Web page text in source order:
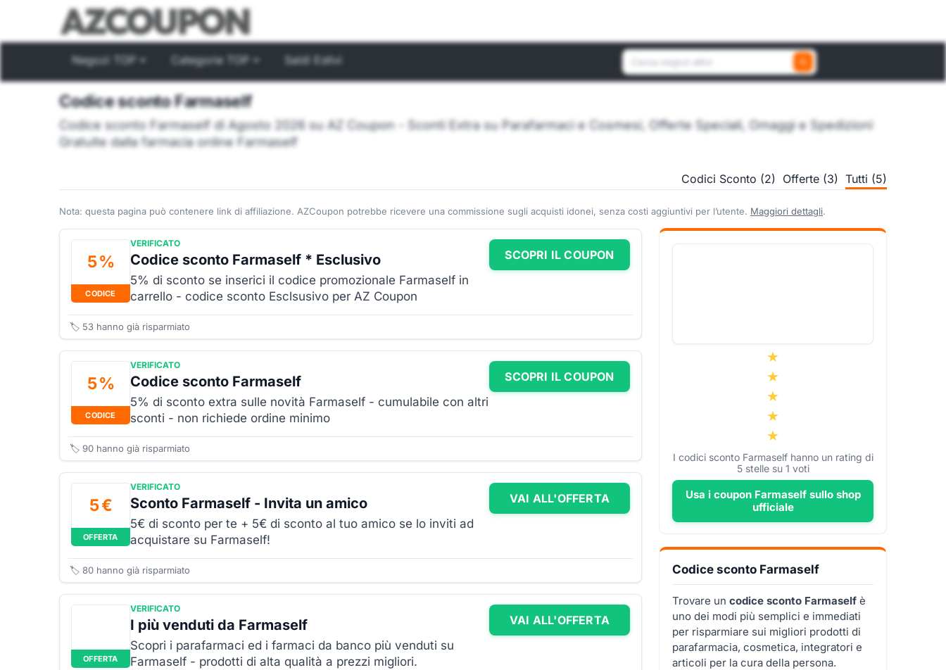
Negozi TOP Categorie TOP Saldi Estivi
Cerca un negozio attivo
Codice sconto Farmaself
Codice sconto Farmaself di Agosto 2026 su AZ Coupon - Sconti Extra su Parafarmaci e Cosmesi, Offerte Speciali, Omaggi e Spedizioni
Gratuite dalla farmacia online Farmaself
Codici Sconto (2) Offerte (3) Tutti (5)
Nota: questa pagina può contenere link di affiliazione. AZCoupon potrebbe ricevere una commissione sugli acquisti idonei, senza costi aggiuntivi per l’utente. Maggiori dettagli.
5 %
CODICE
VERIFICATO
Codice sconto Farmaself * Esclusivo
5% di sconto se inserici il codice promozionale Farmaself in
carrello - codice sconto Esclsusivo per AZ Coupon
SCOPRI IL COUPON
🏷️ 53 hanno già risparmiato
5 %
CODICE
VERIFICATO
Codice sconto Farmaself
5% di sconto extra sulle novità Farmaself - cumulabile con altri
sconti - non richiede ordine minimo
SCOPRI IL COUPON
🏷️ 90 hanno già risparmiato
5 €
OFFERTA
VERIFICATO
Sconto Farmaself - Invita un amico
5€ di sconto per te + 5€ di sconto al tuo amico se lo inviti ad
acquistare su Farmaself!
VAI ALL'OFFERTA
🏷️ 80 hanno già risparmiato
OFFERTA
VERIFICATO
I più venduti da Farmaself
Scopri i parafarmaci ed i farmaci da banco più venduti su
Farmaself - prodotti di alta qualità a prezzi migliori.
VAI ALL'OFFERTA
I codici sconto Farmaself hanno un rating di
5stelle su 1 voti
Usa i coupon Farmaself sullo shop
ufficiale
Codice sconto Farmaself
Trovare un codice sconto Farmaself è
uno dei modi più semplici e immediati
per risparmiare sui migliori prodotti di
parafarmacia, cosmetica, integratori e
articoli per la cura della persona.